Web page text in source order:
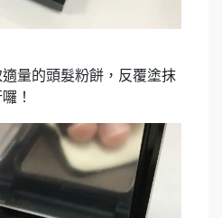
量的頭髮粉餅，反覆塗抹
！